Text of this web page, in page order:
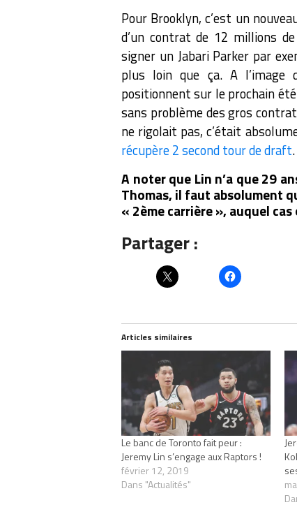
Pour Brooklyn, c’est un
d’un contrat de 12 millions
signer un Jabari Parker par
plus loin que ça. A l’image
positionnent sur le prochain
sans problème des gros
ne rigolait pas, c’était
récupère 2 second tour de draft.
A noter que Lin n’a que 29
Thomas, il faut absolument
« 2ème carrière », auquel
Partager :
Articles similaires
Le banc de Toronto fait peur :
Jeremy Lin s’engage aux Raptors !
février 12, 2019
Dans "Actualités"